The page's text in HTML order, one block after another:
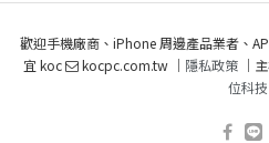
歡迎手機廠商、iPhone 周邊產品業者、
宜 koc
kocpc.com.tw ｜ 隱私政策｜主
位科技